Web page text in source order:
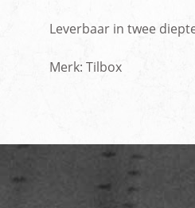
Leverbaar in twee
Merk: Tilbox